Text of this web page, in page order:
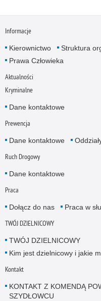
Informacje
Kierownictwo Struktura
Prawa Człowieka
Aktualności
Kryminalne
Dane kontaktowe
Prewencja
Dane kontaktowe
Ruch Drogowy
Dane kontaktowe
Praca
Dołącz do nas Praca w
TWÓJ DZIELNICOWY
TWÓJ DZIELNICOWY
Kim jest dzielnicowy i jakie
Kontakt
KONTAKT Z KOMENDĄ
SZYDŁOWCU